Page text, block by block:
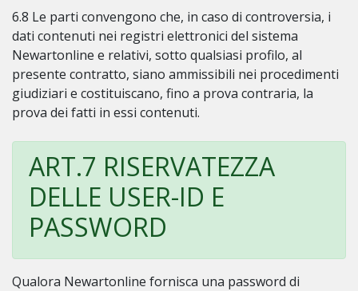
6.8 Le parti convengono che, in caso di controversia, i
dati contenuti nei registri elettronici del sistema
Newartonline e relativi, sotto qualsiasi profilo, al
presente contratto, siano ammissibili nei procedimenti
giudiziari e costituiscano, fino a prova contraria, la
prova dei fatti in essi contenuti.
ART.7 RISERVATEZZA
DELLE USER-ID E
PASSWORD
Qualora Newartonline fornisca una password di